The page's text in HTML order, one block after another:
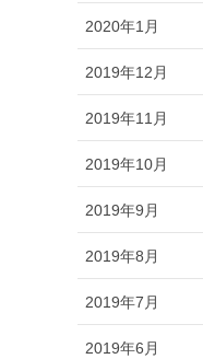
2020年1月
2019年12月
2019年11月
2019年10月
2019年9月
2019年8月
2019年7月
2019年6月